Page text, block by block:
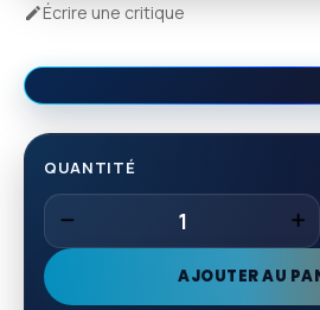
Écrire une critique
QUANTITÉ
AJOUTER AU